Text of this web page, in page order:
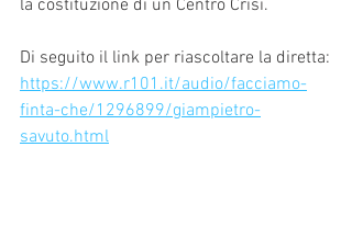
la costituzione di un Centro Crisi.
Di seguito il link per riascoltare la diretta:
https://www.r101.it/audio/facciamo-
finta-che/1296899/giampietro-
savuto.html